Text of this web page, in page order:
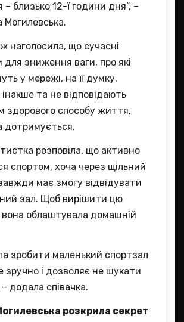
– близько 12-ї години дня”, –
Могилевська.
наголосила, що сучасні
для зниження ваги, про які
у мережі, на її думку,
та не відповідають
здорового способу життя,
дотримується.
розповіла, що активно
спортом, хоча через щільний
має змогу відвідувати
зал. Щоб вирішити цю
вона облаштувала домашній
зробити маленький спортзал
зручно і дозволяє не шукати
– додала співачка.
розкрила секрет